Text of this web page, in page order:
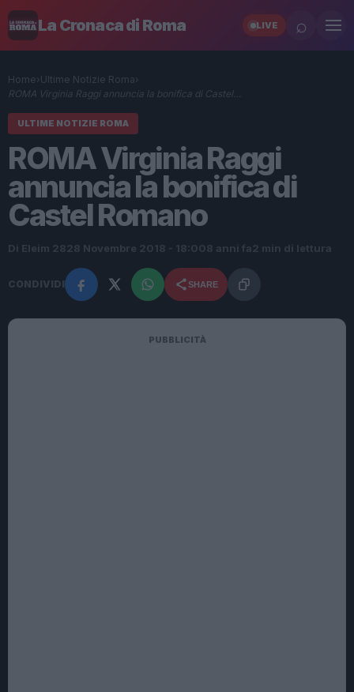
La Cronaca di Roma LIVE ⌕
Home› Ultime Notizie Roma›
ROMA Virginia Raggi annuncia la bonifica di Castel…
ULTIME NOTIZIE ROMA
ROMA Virginia Raggi
annuncia la bonifica di
Castel Romano
Di Eleim 2828 Novembre 2018 - 18:008 anni fa2 min di lettura
CONDIVIDI SHARE
PUBBLICITÀ